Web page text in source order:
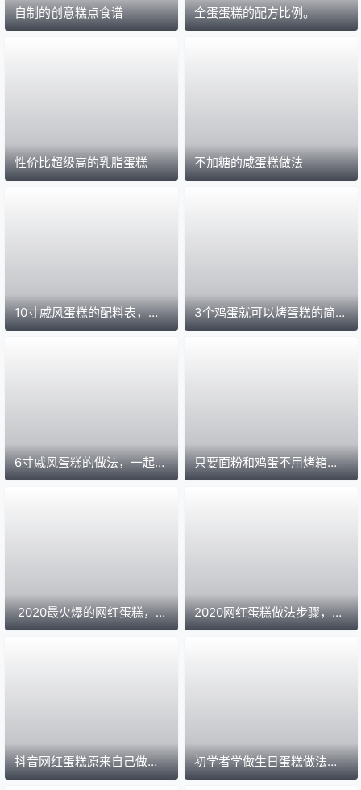
自制的创意糕点食谱 全蛋蛋糕的配方比例。
性价比超级高的乳脂蛋糕 不加糖的咸蛋糕做法
10寸戚风蛋糕的配料表，选
对配方很简单。
3个鸡蛋就可以烤蛋糕的简单
蛋糕做法
6寸戚风蛋糕的做法，一起来
学做简单蛋糕吧
只要面粉和鸡蛋不用烤箱的
简单蛋糕做法
2020最火爆的网红蛋糕，给
人温暖和甜蜜
2020网红蛋糕做法步骤，口
感细腻又香甜
抖音网红蛋糕原来自己做起
来这么简单
初学者学做生日蛋糕做法超
级简单